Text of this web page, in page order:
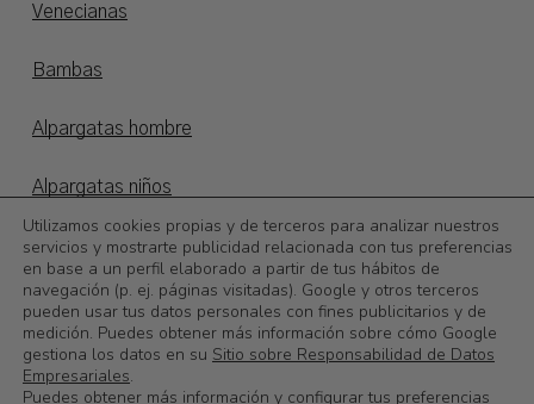
Subtotal: 0,00€
Venecianas
Bambas
Alpargatas hombre
Alpargatas niños
Otoño/invierno
©2026Calzadoslobo
Utilizamos cookies propias y de terceros para analizar nuestros
servicios y mostrarte publicidad relacionada con tus preferencias
en base a un perfil elaborado a partir de tus hábitos de
navegación (p. ej. páginas visitadas). Google y otros terceros
pueden usar tus datos personales con fines publicitarios y de
medición. Puedes obtener más información sobre cómo Google
gestiona los datos en su Sitio sobre Responsabilidad de Datos
Empresariales.
Puedes obtener más información y configurar tus preferencias